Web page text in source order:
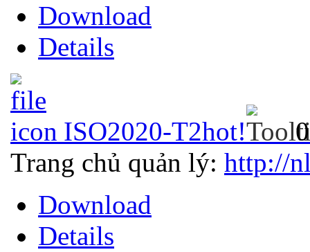
Download
Details
ISO2020-T2hot!
Trang chủ quản lý: http://
Download
Details